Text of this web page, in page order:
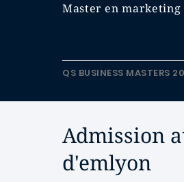
Master en marketing
QS BUSINESS MASTERS
Admission
d'emlyon